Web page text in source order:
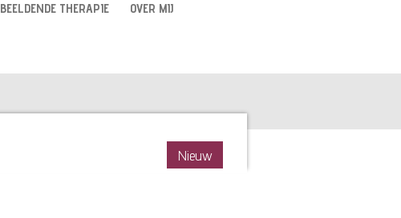
BEELDENDE THERAPIE OVER MIJ
Nieuw